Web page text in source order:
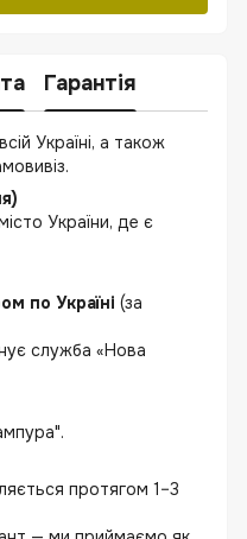
Гарантія
Україні, а також
України, де є
по Україні (за
служба «Нова
протягом 1–3